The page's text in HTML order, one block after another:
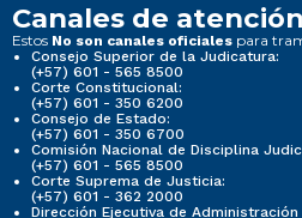
Canales de
Estos No son canales oficiales para
Consejo Superior de la Judicatura:
(+57) 601 - 565 8500
Corte Constitucional:
(+57) 601 - 350 6200
Consejo de Estado:
(+57) 601 - 350 6700
Comisión Nacional de Disciplina
(+57) 601 - 565 8500
Corte Suprema de Justicia:
(+57) 601 - 362 2000
Dirección Ejecutiva de Administración